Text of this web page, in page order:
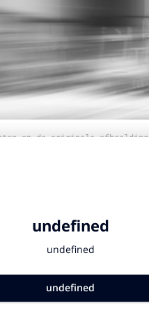
op de originele afbeelding